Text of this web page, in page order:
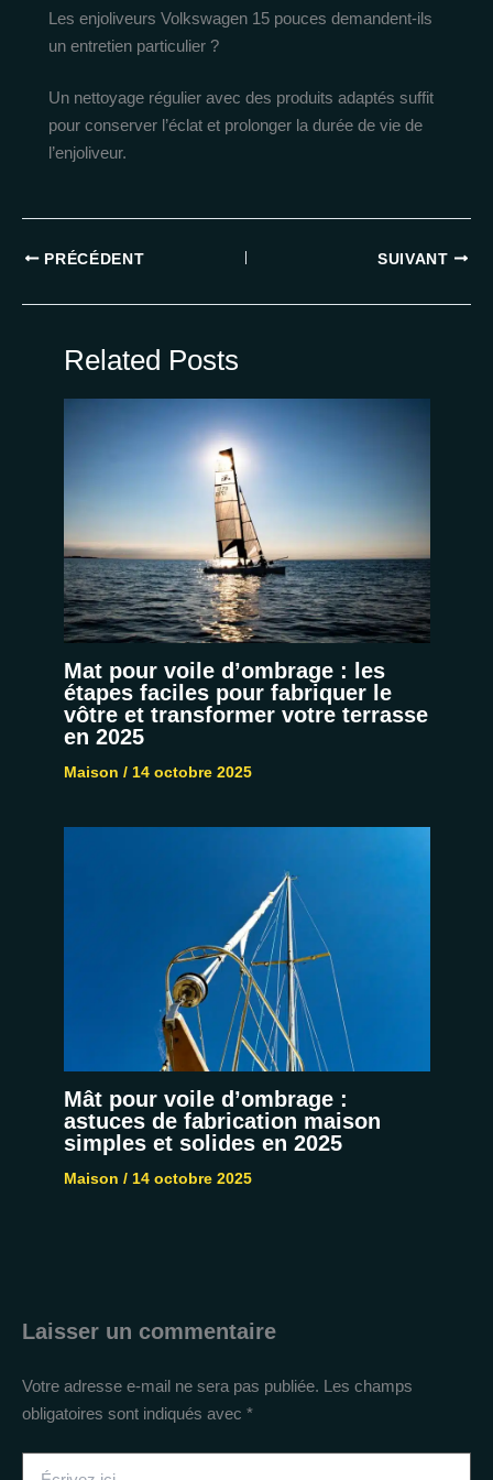
Les enjoliveurs Volkswagen 15 pouces demandent-ils
un entretien particulier ?
Un nettoyage régulier avec des produits adaptés suffit
pour conserver l’éclat et prolonger la durée de vie de
l’enjoliveur.
PRÉCÉDENT SUIVANT
Related Posts
Mat pour voile d’ombrage : les
étapes faciles pour fabriquer le
vôtre et transformer votre terrasse
en 2025
Maison / 14 octobre 2025
Mât pour voile d’ombrage :
astuces de fabrication maison
simples et solides en 2025
Maison / 14 octobre 2025
Laisser un commentaire
Votre adresse e-mail ne sera pas publiée. Les champs
obligatoires sont indiqués avec *